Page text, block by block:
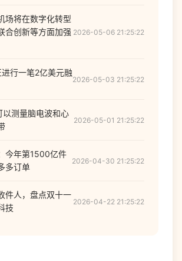
场将在数字化转型
合创新等方面加强 2026-05-06 21:25:22
行一笔2亿美元融
2026-05-03 21:25:22
以测量脑电波和心
2026-05-01 21:25:22
今年第1500亿件
多订单
2026-04-30 21:25:22
件人，盘点双十一
技
2026-04-22 21:25:22